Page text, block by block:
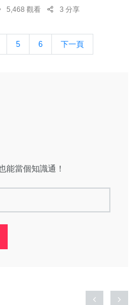
5,468 觀看 3 分享
5 6 下一頁
能當個知識通！